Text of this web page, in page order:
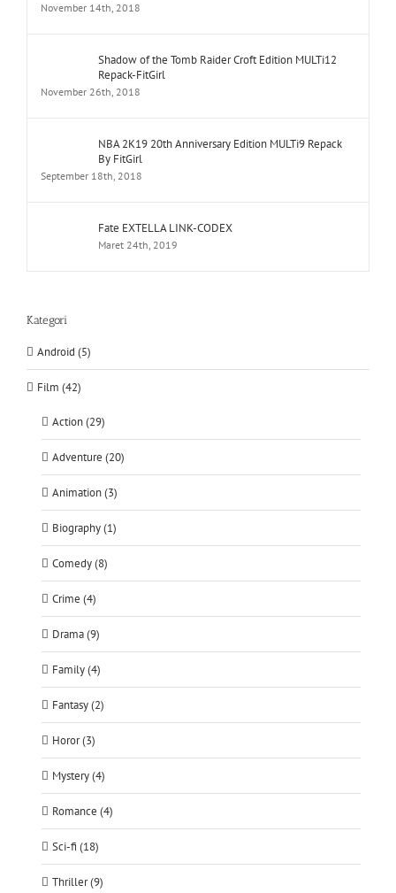
November 14th, 2018
Shadow of the Tomb Raider Croft Edition MULTi12
Repack-FitGirl
November 26th, 2018
NBA 2K19 20th Anniversary Edition MULTi9 Repack
By FitGirl
September 18th, 2018
Fate EXTELLA LINK-CODEX
Maret 24th, 2019
Kategori
Android (5)
Film (42)
Action (29)
Adventure (20)
Animation (3)
Biography (1)
Comedy (8)
Crime (4)
Drama (9)
Family (4)
Fantasy (2)
Horor (3)
Mystery (4)
Romance (4)
Sci-fi (18)
Thriller (9)